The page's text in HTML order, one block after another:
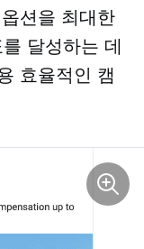
션을 최대한
달성하는 데
효율적인 캠